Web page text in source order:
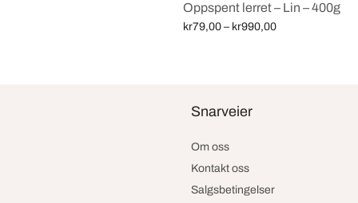
Oppspent lerret – Lin – 400g
kr79,00 – kr990,00Price
Snarveier
Om oss
Kontakt oss
Salgsbetingelser